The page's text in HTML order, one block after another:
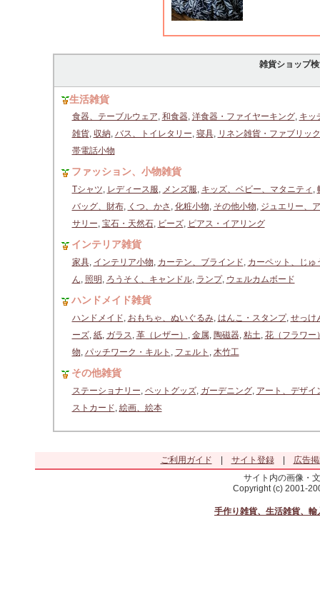
雑貨ショップ
生活雑貨
食器、テーブルウェア, 和食器, 洋食器・ファイヤーキング, キッ
雑貨, 収納, バス、トイレタリー, 寝具, リネン雑貨・ファブリック
帯電話小物
ファッション、小物雑貨
Tシャツ, レディース服, メンズ服, キッズ、ベビー、マタニティ ,
バッグ、財布, くつ、かさ , 化粧小物, その他小物, ジュエリー、
サリー, 宝石・天然石, ビーズ, ピアス・イアリング
インテリア雑貨
家具, インテリア小物, カーテン、ブラインド, カーペット、じゅ
ん, 照明 , ろうそく、キャンドル, ランプ, ウェルカムボード
ハンドメイド雑貨
ハンドメイド, おもちゃ、ぬいぐるみ, はんこ・スタンプ, せっけ
ーズ, 紙, ガラス, 革（レザー） , 金属, 陶磁器, 粘土, 花（フラワー
物, パッチワーク・キルト , フェルト , 木竹工
その他雑貨
ステーショナリー, ペットグッズ, ガーデニング, アート、デザイ
ストカード, 絵画、絵本
ご利用ガイド サイト登録|
広告
サイト内の画像・
Copyright (c) 2001-
手作り雑貨、生活雑貨、